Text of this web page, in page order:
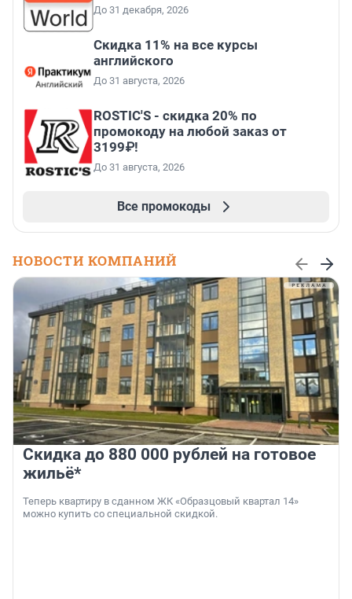
До 31 декабря, 2026
Скидка 11% на все курсы
английского
До 31 августа, 2026
ROSTIC'S - скидка 20% по
промокоду на любой заказ от
3199₽!
До 31 августа, 2026
Все промокоды
НОВОСТИ КОМПАНИЙ
Скидка до 880 000 рублей на готовое
жильё*
Теперь квартиру в сданном ЖК «Образцовый квартал 14»
можно купить со специальной скидкой.